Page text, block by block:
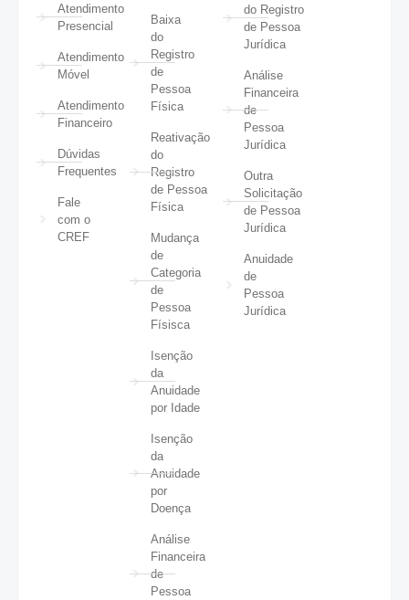
Atendimento
Presencial
Atendimento
Móvel
Atendimento
Financeiro
Dúvidas
Frequentes
Fale
com o
CREF
Baixa
do
Registro
de
Pessoa
Física
Reativação
do
Registro
de Pessoa
Física
Mudança
de
Categoria
de
Pessoa
Físisca
Isenção
da
Anuidade
por Idade
Isenção
da
Anuidade
por
Doença
Análise
Financeira
de
Pessoa
do Registro
de Pessoa
Jurídica
Análise
Financeira
de
Pessoa
Jurídica
Outra
Solicitação
de Pessoa
Jurídica
Anuidade
de
Pessoa
Jurídica